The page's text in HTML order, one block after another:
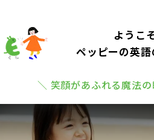
ようこ
ペッピーの英
＼ 笑顔があふれる魔法